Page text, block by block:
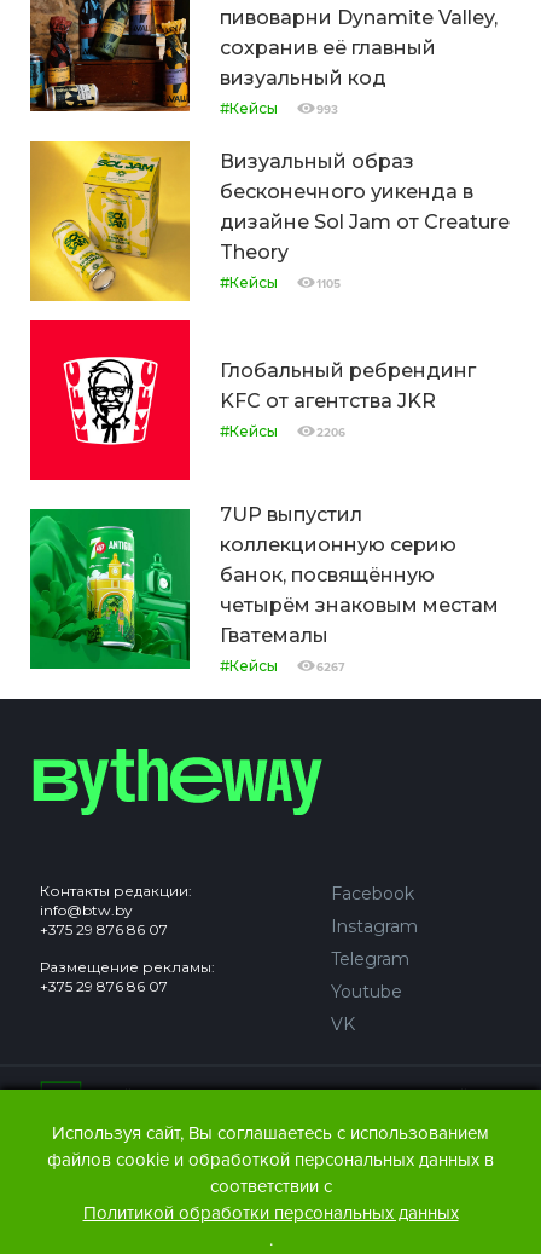
пивоварни Dynamite Valley,
сохранив её главный
визуальный код
#Кейсы 993
Визуальный образ
бесконечного уикенда в
дизайне Sol Jam от Creature
Theory
#Кейсы 1105
Глобальный ребрендинг
KFC от агентства JKR
#Кейсы 2206
7UP выпустил
коллекционную серию
банок, посвящённую
четырём знаковым местам
Гватемалы
#Кейсы 6267
Контакты редакции:
info@btw.by
+375 29 876 86 07
Размещение рекламы:
+375 29 876 86 07
Facebook
Instagram
Telegram
Youtube
VK
Сайт может содержать контент, не предназначенный для
© 2016 – 2026 ООО
материалов The Bytheway ссылка
Используя сайт, Вы соглашаетесь с использованием
файлов cookie и обработкой персональных данных в
соответствии с
Политикой обработки персональных данных
.